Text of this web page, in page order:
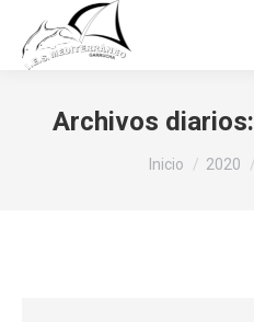
Archivos diarios:
Estás aquí:
Inicio 2020